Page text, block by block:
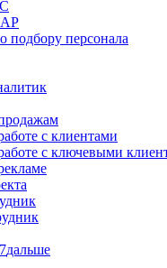
подбору персонала
с клиентами
с ключевыми
дальше